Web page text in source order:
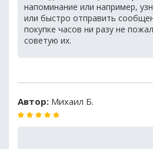
напоминание или например,
или быстро отправить
покупке часов ни разу не
советую их.
Автор: Михаил Б.